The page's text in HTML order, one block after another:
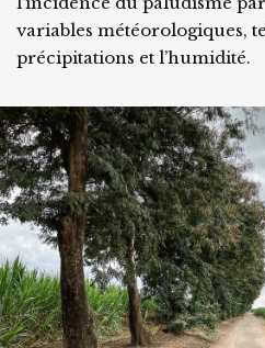
variables météorologiques,
précipitations et l’humidité.